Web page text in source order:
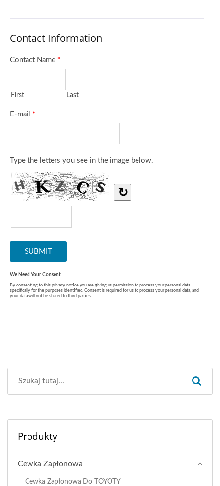
Produkty
Cewka Zapłonowa
Cewka Zapłonowa Do TOYOTY